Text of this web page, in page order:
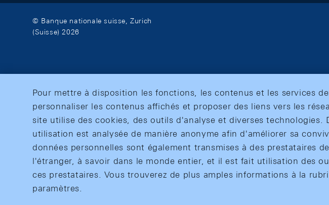
© Banque nationale suisse, Zurich
(Suisse) 2026
Pour mettre à disposition les fonctions, les contenus et les services
personnaliser les contenus affichés et proposer des liens vers les
site utilise des cookies, des outils d'analyse et diverses technologies.
utilisation est analysée de manière anonyme afin d'améliorer sa
données personnelles sont également transmises à des prestataires
l'étranger, à savoir dans le monde entier, et il est fait utilisation des
ces prestataires. Vous trouverez de plus amples informations à la
paramètres.